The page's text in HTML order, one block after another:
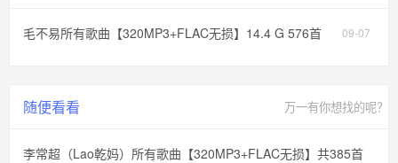
09-07
毛不易所有歌曲【320MP3+FLAC无损】14.4 G 576首
随便看看 万一有你想找的呢？
李常超（Lao乾妈）所有歌曲【320MP3+FLAC无损】共385首